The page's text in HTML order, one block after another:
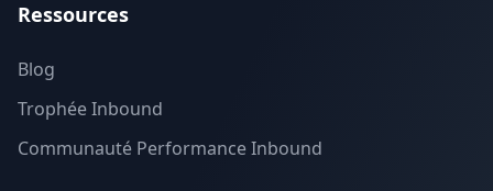
Ressources
Blog
Trophée Inbound
Communauté Performance Inbound